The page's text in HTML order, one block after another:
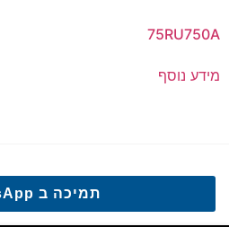
75RU750A
מידע נוסף
תמיכה ב WhatsApp